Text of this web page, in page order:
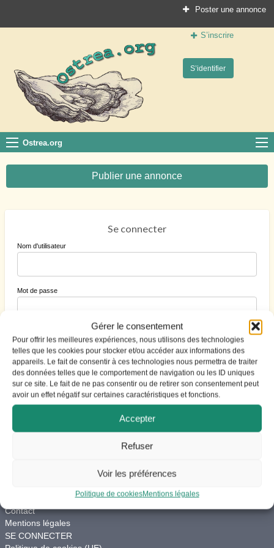
Gérer le consentement
Pour offrir les meilleures expériences, nous utilisons des technologies
telles que les cookies pour stocker et/ou accéder aux informations des
appareils. Le fait de consentir à ces technologies nous permettra de traiter
des données telles que le comportement de navigation ou les ID uniques
sur ce site. Le fait de ne pas consentir ou de retirer son consentement peut
avoir un effet négatif sur certaines caractéristiques et fonctions.
Accepter
Refuser
Voir les préférences
Politique de cookiesMentions légales
Poster une annonce
S’inscrire
S’identifier
Ostrea.org
Le site des professionnels de la conchyliculture
Ostrea.org
Publier une annonce
Se connecter
Nom d'utilisateur
Mot de passe
Se souvenir de moi
S’inscrire Mot de passe perdu ?
Contact
Mentions légales
SE CONNECTER